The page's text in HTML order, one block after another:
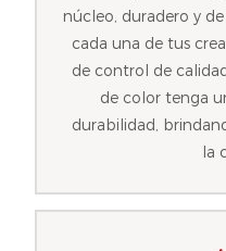
núcleo, duradero y
cada una de tus
de control de
de color tenga
durabilidad,
la